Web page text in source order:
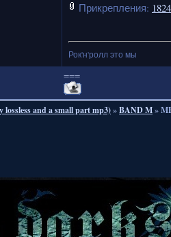
Прикрепления:
Рок'н'ролл это мы
===
lossless and a small part mp3)»BAND M»